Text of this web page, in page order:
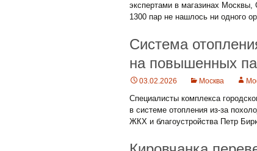
экспертами в магазинах Москвы,
1300 пар не нашлось ни одного
Система
на повышенных
03.02.2026 Москва
Специалисты комплекса
в системе отопления из-за
ЖКХ и благоустройства Петр